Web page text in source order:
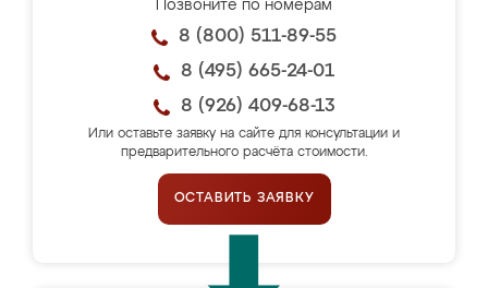
Позвоните по номерам
8 (800) 511-89-55
8 (495) 665-24-01
8 (926) 409-68-13
Или оставьте заявку на сайте для консультации и
предварительного расчёта стоимости.
ОСТАВИТЬ ЗАЯВКУ